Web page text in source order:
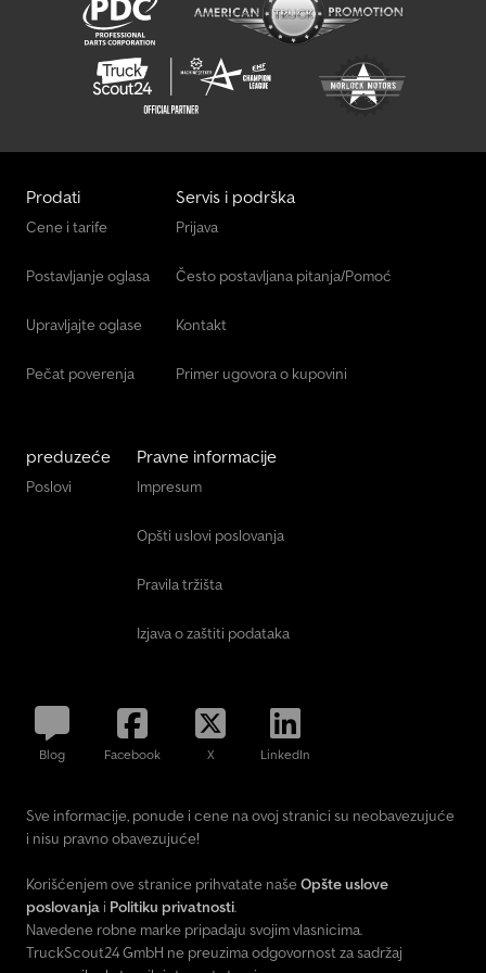
Prodati
Cene i tarife
Postavljanje oglasa
Upravljajte oglase
Pečat poverenja
Servis i podrška
Prijava
Često postavljana pitanja/Pomoć
Kontakt
Primer ugovora o kupovini
preduzeće
Poslovi
Pravne informacije
Impresum
Opšti uslovi poslovanja
Pravila tržišta
Izjava o zaštiti podataka
Blog Facebook X LinkedIn
Sve informacije, ponude i cene na ovoj stranici su neobavezujuće
i nisu pravno obavezujuće!
Korišćenjem ove stranice prihvatate naše Opšte uslove
poslovanja i Politiku privatnosti.
Navedene robne marke pripadaju svojim vlasnicima.
TruckScout24 GmbH ne preuzima odgovornost za sadržaj